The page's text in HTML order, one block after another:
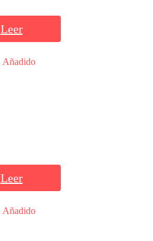
Leer
Añadido
Leer
Añadido